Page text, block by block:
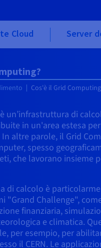
Cloud Server
Cos'è il Grid
un’infrastruttura di
in un'area estesa
altre parole, il Grid
spesso
che lavorano insieme
di calcolo è
"Grand Challenge",
finanziaria,
e climatica.
per esempio, per
il CERN. Le